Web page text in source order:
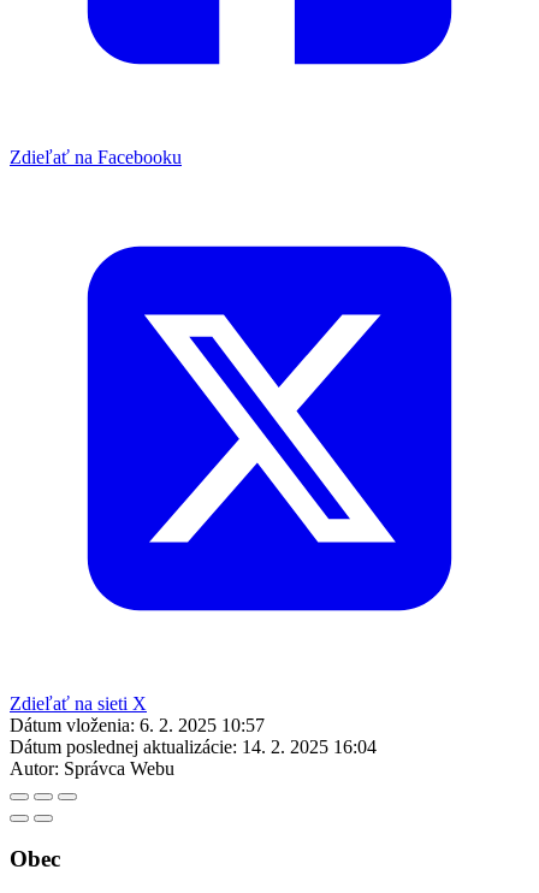
Zdieľať na Facebooku
Zdieľať na sieti X
Dátum vloženia: 6. 2. 2025 10:57
Dátum poslednej aktualizácie: 14. 2. 2025 16:04
Autor: Správca Webu
Obec